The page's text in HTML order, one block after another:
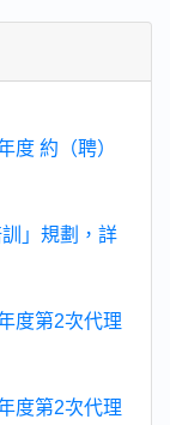
度 約（聘）
」規劃，詳
度第2次代理
度第2次代理